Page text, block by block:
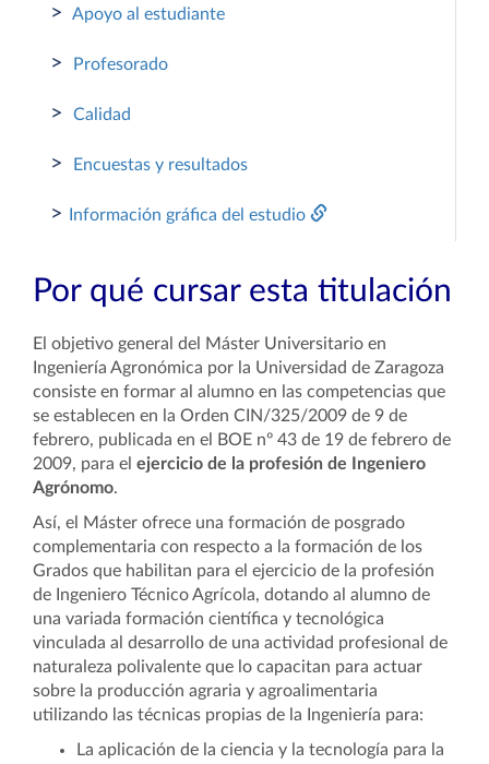
> Apoyo al estudiante
> Profesorado
> Calidad
> Encuestas y resultados
> Información gráfica del estudio
Por qué cursar esta titulación
El objetivo general del Máster Universitario en
Ingeniería Agronómica por la Universidad de Zaragoza
consiste en formar al alumno en las competencias que
se establecen en la Orden CIN/325/2009 de 9 de
febrero, publicada en el BOE nº 43 de 19 de febrero de
2009, para el ejercicio de la profesión de Ingeniero
Agrónomo.
Así, el Máster ofrece una formación de posgrado
complementaria con respecto a la formación de los
Grados que habilitan para el ejercicio de la profesión
de Ingeniero Técnico Agrícola, dotando al alumno de
una variada formación científica y tecnológica
vinculada al desarrollo de una actividad profesional de
naturaleza polivalente que lo capacitan para actuar
sobre la producción agraria y agroalimentaria
utilizando las técnicas propias de la Ingeniería para:
La aplicación de la ciencia y la tecnología para la